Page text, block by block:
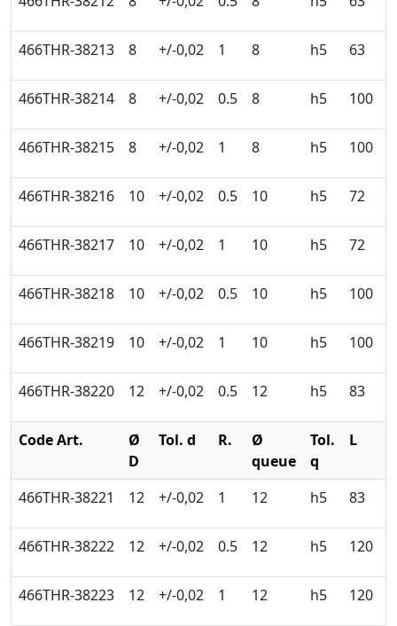
466THR-38213 8 +/-0,02 1 8 h5 63
466THR-38214 8 +/-0,02 0.5 8 h5 100
466THR-38215 8 +/-0,02 1 8 h5 100
466THR-38216 10 +/-0,02 0.5 10 h5 72
466THR-38217 10 +/-0,02 1 10 h5 72
466THR-38218 10 +/-0,02 0.5 10 h5 100
466THR-38219 10 +/-0,02 1 10 h5 100
466THR-38220 12 +/-0,02 0.5 12 h5 83
Code Art.
Ø
D
Tol. d R.
Ø
queue
Tol.
q
L
466THR-38221 12 +/-0,02 1 12 h5 83
466THR-38222 12 +/-0,02 0.5 12 h5 120
466THR-38223 12 +/-0,02 1 12 h5 120